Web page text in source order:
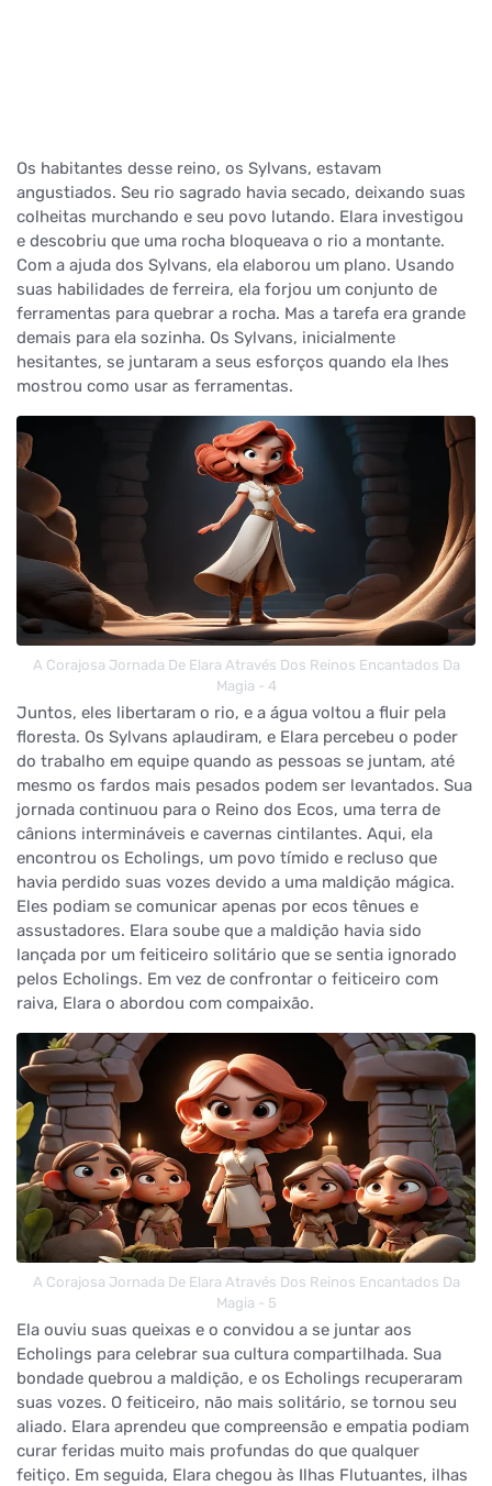
Os habitantes desse reino, os Sylvans, estavam
angustiados. Seu rio sagrado havia secado, deixando suas
colheitas murchando e seu povo lutando. Elara investigou
e descobriu que uma rocha bloqueava o rio a montante.
Com a ajuda dos Sylvans, ela elaborou um plano. Usando
suas habilidades de ferreira, ela forjou um conjunto de
ferramentas para quebrar a rocha. Mas a tarefa era grande
demais para ela sozinha. Os Sylvans, inicialmente
hesitantes, se juntaram a seus esforços quando ela lhes
mostrou como usar as ferramentas.
A Corajosa Jornada De Elara Através Dos Reinos Encantados Da
Magia - 4
Juntos, eles libertaram o rio, e a água voltou a fluir pela
floresta. Os Sylvans aplaudiram, e Elara percebeu o poder
do trabalho em equipe quando as pessoas se juntam, até
mesmo os fardos mais pesados podem ser levantados. Sua
jornada continuou para o Reino dos Ecos, uma terra de
cânions intermináveis e cavernas cintilantes. Aqui, ela
encontrou os Echolings, um povo tímido e recluso que
havia perdido suas vozes devido a uma maldição mágica.
Eles podiam se comunicar apenas por ecos tênues e
assustadores. Elara soube que a maldição havia sido
lançada por um feiticeiro solitário que se sentia ignorado
pelos Echolings. Em vez de confrontar o feiticeiro com
raiva, Elara o abordou com compaixão.
A Corajosa Jornada De Elara Através Dos Reinos Encantados Da
Magia - 5
Ela ouviu suas queixas e o convidou a se juntar aos
Echolings para celebrar sua cultura compartilhada. Sua
bondade quebrou a maldição, e os Echolings recuperaram
suas vozes. O feiticeiro, não mais solitário, se tornou seu
aliado. Elara aprendeu que compreensão e empatia podiam
curar feridas muito mais profundas do que qualquer
feitiço. Em seguida, Elara chegou às Ilhas Flutuantes, ilhas